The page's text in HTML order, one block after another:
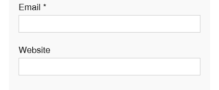
Email *
Website